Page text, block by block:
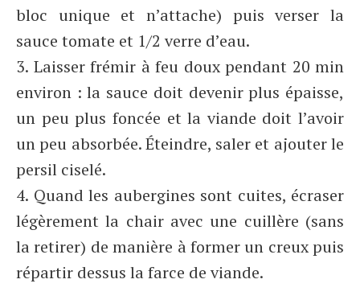
bloc unique et n’attache) puis verser la
sauce tomate et 1/2 verre d’eau.
3. Laisser frémir à feu doux pendant 20 min
environ : la sauce doit devenir plus épaisse,
un peu plus foncée et la viande doit l’avoir
un peu absorbée. Éteindre, saler et ajouter le
persil ciselé.
4. Quand les aubergines sont cuites, écraser
légèrement la chair avec une cuillère (sans
la retirer) de manière à former un creux puis
répartir dessus la farce de viande.